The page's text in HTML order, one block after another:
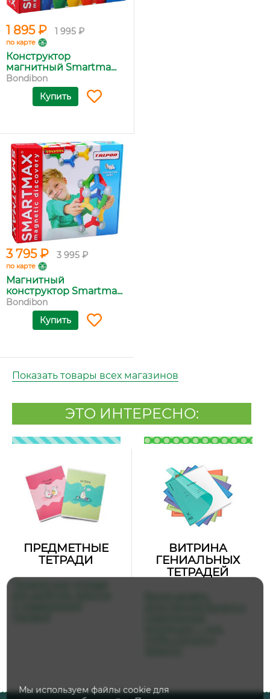
1 895 ₽ 1 995 ₽
по карте
Конструктор
магнитный Smartma...
Bondibon
Купить
3 795 ₽ 3 995 ₽
по карте
Магнитный
конструктор Smartma...
Bondibon
Купить
Показать товары всех магазинов
ЭТО ИНТЕРЕСНО:
ПРЕДМЕТНЫЕ
ТЕТРАДИ
ВИТРИНА
ГЕНИАЛЬНЫХ
ТЕТРАДЕЙ
Мы используем файлы cookie для